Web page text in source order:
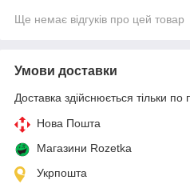
Ще немає відгуків про цей товар
Умови доставки
Доставка здійснюється тільки по
Нова Пошта
Магазини Rozetka
Укрпошта